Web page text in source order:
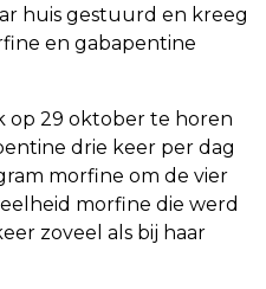
huis gestuurd en kreeg
en gabapentine
op 29 oktober te horen
drie keer per dag
morfine om de vier
morfine die werd
zoveel als bij haar